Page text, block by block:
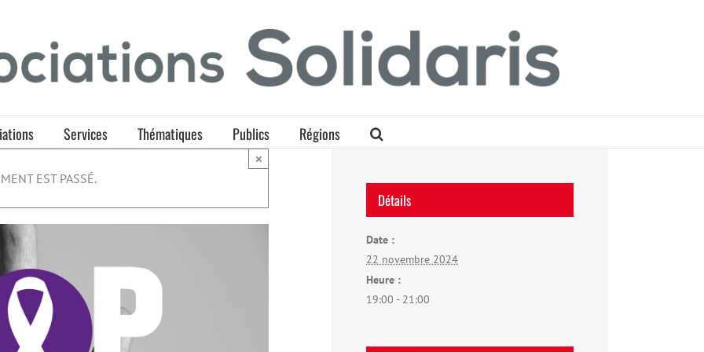
Services Thématiques Publics Régions
EST PASSÉ.
×
Détails
Date :
22 novembre 2024
Heure :
19:00 - 21:00